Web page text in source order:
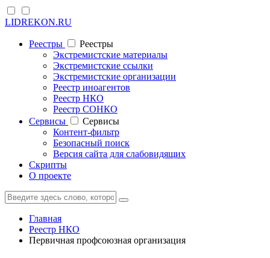
LIDREKON.RU
Реестры
Реестры
Экстремистские материалы
Экстремистские ссылки
Экстремистские организации
Реестр иноагентов
Реестр НКО
Реестр СОНКО
Cервисы
Cервисы
Контент-фильтр
Безопасный поиск
Версия сайта для слабовидящих
Скрипты
О проекте
Главная
Реестр НКО
Первичная профсоюзная организация